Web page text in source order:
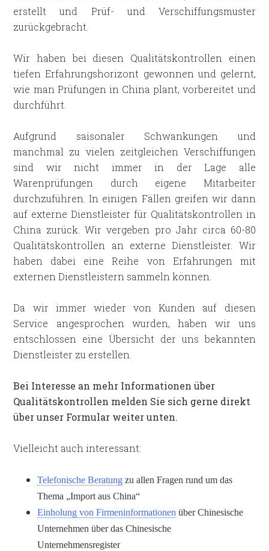
erstellt und Prüf- und Verschiffungsmuster
zurückgebracht.
Wir haben bei diesen Qualitätskontrollen einen
tiefen Erfahrungshorizont gewonnen und gelernt,
wie man Prüfungen in China plant, vorbereitet und
durchführt.
Aufgrund saisonaler Schwankungen und
manchmal zu vielen zeitgleichen Verschiffungen
sind wir nicht immer in der Lage alle
Warenprüfungen durch eigene Mitarbeiter
durchzuführen. In einigen Fällen greifen wir dann
auf externe Dienstleister für Qualitätskontrollen in
China zurück. Wir vergeben pro Jahr circa 60-80
Qualitätskontrollen an externe Dienstleister. Wir
haben dabei eine Reihe von Erfahrungen mit
externen Dienstleistern sammeln können.
Da wir immer wieder von Kunden auf diesen
Service angesprochen wurden, haben wir uns
entschlossen eine Übersicht der uns bekannten
Dienstleister zu erstellen.
Bei Interesse an mehr Informationen über
Qualitätskontrollen melden Sie sich gerne direkt
über unser Formular weiter unten.
Vielleicht auch interessant:
Telefonische Beratung zu allen Fragen rund um das
Thema „Import aus China“
Einholung von Firmeninformationen über Chinesische
Unternehmen über das Chinesische
Unternehmensregister